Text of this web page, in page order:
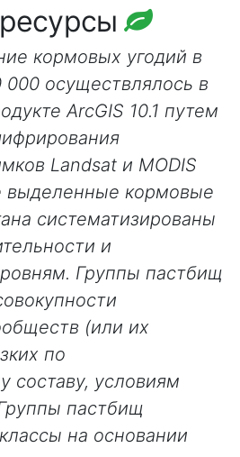
кормовых угодий в
000 осуществлялось в
ArcGIS 10.1 путем
Landsat и MODIS
выделенные кормовые
систематизированы
и
Группы пастбищ
(или их
по
составу, условиям
пастбищ
на основании